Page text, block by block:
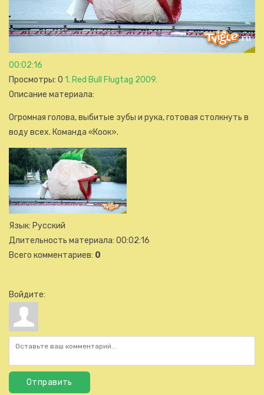
00:02:16
Просмотры: 0 1. Red Bull Flugtag 2009.
Описание материала:
Огромная голова, выбитые зубы и рука, готовая столкнуть в
воду всех. Команда «Коок».
Язык: Русский
Длительность материала: 00:02:16
Всего комментариев: 0
Войдите:
Отправить